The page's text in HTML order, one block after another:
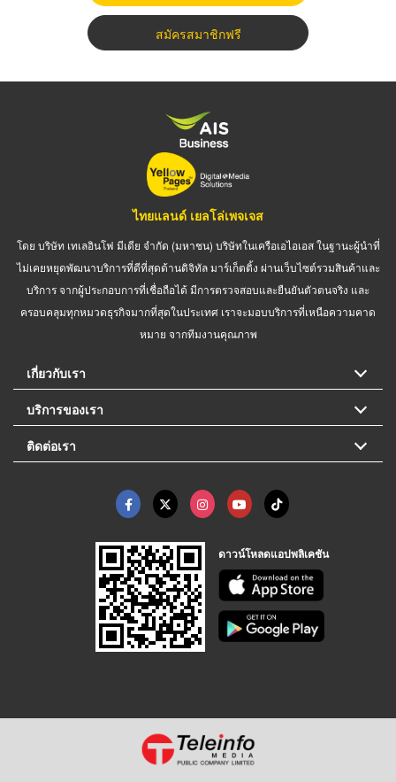
สมัครสมาชิกฟรี
ไทยแลนด์ เยลโล่เพจเจส
โดย บริษัท เทเลอินโฟ มีเดีย จำกัด (มหาชน) บริษัทในเครือเอไอเอส ในฐานะผู้นำที่
ไม่เคยหยุดพัฒนาบริการที่ดีที่สุดด้านดิจิทัล มาร์เก็ตติ้ง ผ่านเว็บไซต์รวมสินค้าและ
บริการ จากผู้ประกอบการที่เชื่อถือได้ มีการตรวจสอบและยืนยันตัวตนจริง และ
ครอบคลุมทุกหมวดธุรกิจมากที่สุดในประเทศ เราจะมอบบริการที่เหนือความคาด
หมาย จากทีมงานคุณภาพ
เกี่ยวกับเรา
บริการของเรา
ติดต่อเรา
ดาวน์โหลดแอปพลิเคชัน